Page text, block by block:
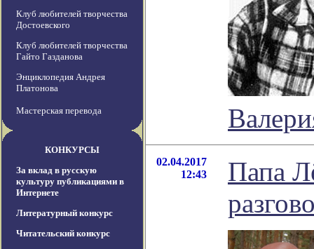
Клуб любителей творчества
Достоевского
Клуб любителей творчества
Гайто Газданова
Энциклопедия Андрея
Платонова
Мастерская перевода
КОНКУРСЫ
За вклад в русскую
культуру публикациями в
Интернете
Литературный конкурс
Читательский конкурс
02.04.2017
12:43
Папа